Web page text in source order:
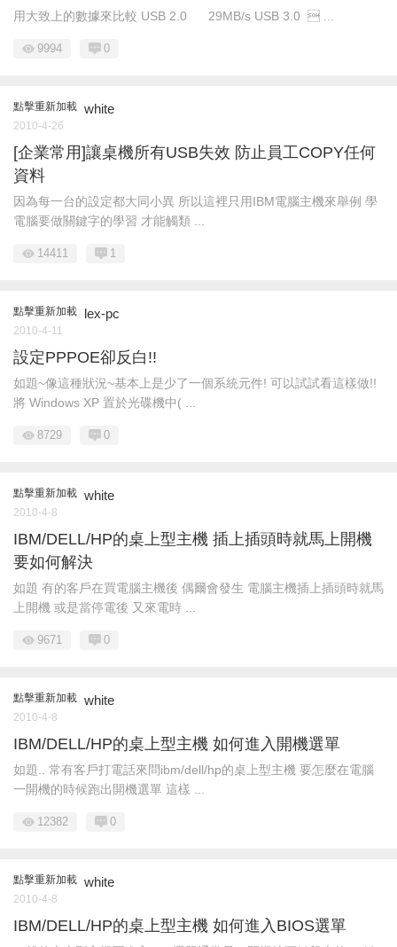
用大致上的數據來比較 USB 2.0 29MB/s USB 3.0  ...
9994 0
點擊重新加載 white
2010-4-26
[企業常用]讓桌機所有USB失效 防止員工COPY任何
資料
因為每一台的設定都大同小異 所以這裡只用IBM電腦主機來舉例 學
電腦要做關鍵字的學習 才能觸類 ...
14411 1
點擊重新加載 lex-pc
2010-4-11
設定PPPOE卻反白!!
如題~像這種狀況~基本上是少了一個系統元件! 可以試試看這樣做!!
將 Windows XP 置於光碟機中( ...
8729 0
點擊重新加載 white
2010-4-8
IBM/DELL/HP的桌上型主機 插上插頭時就馬上開機
要如何解決
如題 有的客戶在買電腦主機後 偶爾會發生 電腦主機插上插頭時就馬
上開機 或是當停電後 又來電時 ...
9671 0
點擊重新加載 white
2010-4-8
IBM/DELL/HP的桌上型主機 如何進入開機選單
如題.. 常有客戶打電話來問ibm/dell/hp的桌上型主機 要怎麼在電腦
一開機的時候跑出開機選單 這樣 ...
12382 0
點擊重新加載 white
2010-4-8
IBM/DELL/HP的桌上型主機 如何進入BIOS選單